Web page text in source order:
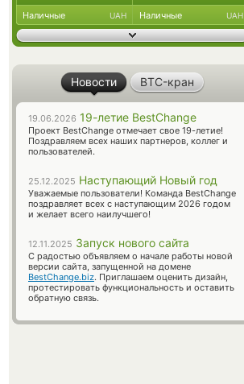
Наличные UAH Наличные UAH
Новости BTC-кран
19.06.2026 19-летие BestChange
Проект BestChange отмечает свое 19-летие!
Поздравляем всех наших партнеров, коллег и
пользователей.
25.12.2025 Наступающий Новый год
Уважаемые пользователи! Команда BestChange
поздравляет всех с наступающим 2026 годом
и желает всего наилучшего!
12.11.2025 Запуск нового сайта
С радостью объявляем о начале работы новой
версии сайта, запущенной на домене
BestChange.biz. Приглашаем оценить дизайн,
протестировать функциональность и оставить
обратную связь.